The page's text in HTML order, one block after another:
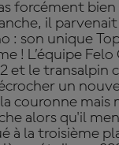
forcément
il
: son unique
! L’équipe
et le transalpin
un
couronne
alors qu'il
à la troisième